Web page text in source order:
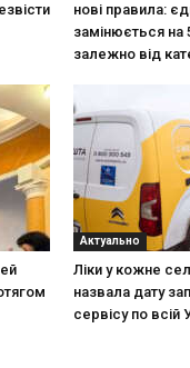
нові правила:
замінюється на
залежно від
Актуально
Ліки у кожне
назвала дату
сервісу по всій